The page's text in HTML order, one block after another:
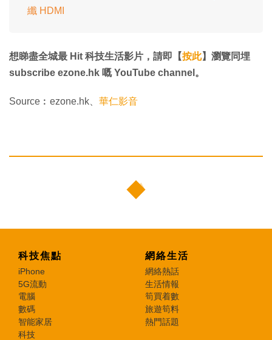
纖 HDMI
想睇盡全城最 Hit 科技生活影片，請即【按此】瀏覽同埋
subscribe ezone.hk 嘅 YouTube channel。
Source︰ezone.hk、 華仁影音
科技焦點
iPhone
5G流動
電腦
數碼
智能家居
科技
網絡生活
網絡熱話
生活情報
筍買着數
旅遊筍料
熱門話題